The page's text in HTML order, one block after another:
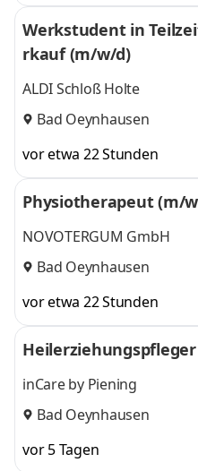
Werkstudent in
rkauf (m/w/d)
ALDI Schloß Holte
Bad Oeynhausen
vor etwa 22 Stunden
Physiotherapeut (m/
NOVOTERGUM GmbH
Bad Oeynhausen
vor etwa 22 Stunden
inCare by Piening
Bad Oeynhausen
vor 5 Tagen